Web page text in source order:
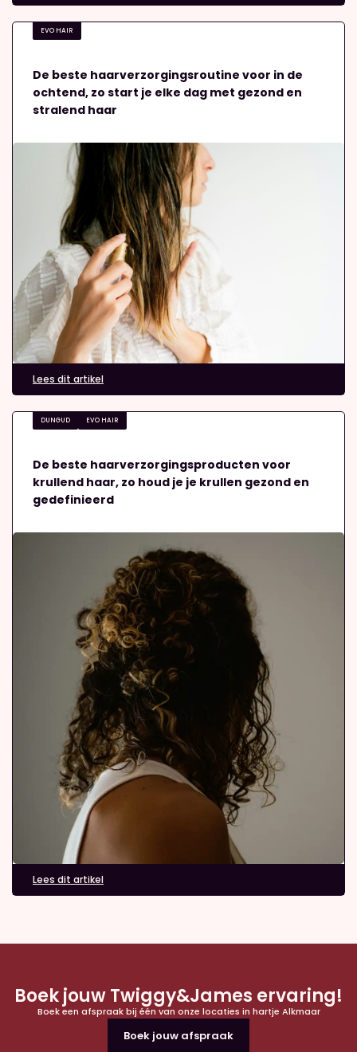
EVO HAIR
De beste haarverzorgingsroutine voor in de
ochtend, zo start je elke dag met gezond en
stralend haar
Lees dit artikel
DUNGUD EVO HAIR
De beste haarverzorgingsproducten voor
krullend haar, zo houd je je krullen gezond en
gedefinieerd
Lees dit artikel
Boek jouw Twiggy&James ervaring!
Boek een afspraak bij één van onze locaties in hartje Alkmaar
Boek jouw afspraak